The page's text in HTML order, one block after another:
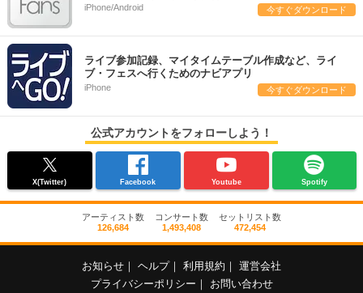
iPhone/Android 今すぐダウンロード
ライブ参加記録、マイタイムテーブル作成など、ライ
ブ・フェスへ行くためのナビアプリ
iPhone 今すぐダウンロード
公式アカウントをフォローしよう！
X(Twitter) Facebook Youtube Spotify
アーティスト数
126,684
コンサート数
1,493,408
セットリスト数
472,454
お知らせ ヘルプ 利用規約
運営会社
プライバシーポリシー
お問い合わせ